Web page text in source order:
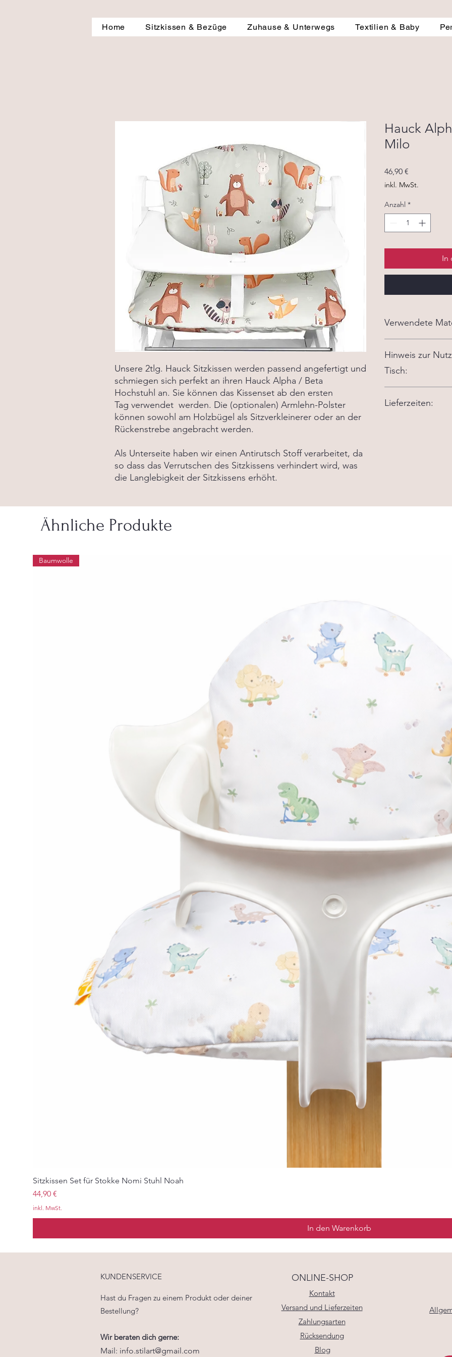
Home Sitzkissen & Bezüge Zuhause & Unterwegs Textilien & Baby
Unsere 2tlg. Hauck Sitzkissen werden passend angefertigt und
schmiegen sich perfekt an ihren Hauck Alpha / Beta
Hochstuhl an. Sie können das Kissenset ab den ersten
Tag verwendet werden. Die (optionalen) Armlehn-Polster
können sowohl am Holzbügel als Sitzverkleinerer oder an der
Rückenstrebe angebracht werden.
Als Unterseite haben wir einen Antirutsch Stoff verarbeitet, da
so dass das Verrutschen des Sitzkissens verhindert wird, was
die Langlebigkeit der Sitzkissens erhöht.
Hauck
Milo
46,90 €
inkl. MwSt.
Anzahl *
In
Verwendete
- 100% Polyester als
- Hochwertige
400g/qm
Hinweis zur
Tisch:
StandardHauck
Lieferzeiten:
Ähnliche Produkte
Baumwolle
Sitzkissen Set für Stokke Nomi Stuhl Noah
Preis
44,90 €
inkl. MwSt.
In den Warenkorb
KUNDENSERVICE
Hast du Fragen zu einem Produkt oder deiner
Bestellung?
Wir beraten dich gerne:
Mail: info.stilart@gmail.com
ONLINE-SHOP
Kontakt
Versand und Lieferzeiten
Zahlungsarten
Rücksendung
Blog